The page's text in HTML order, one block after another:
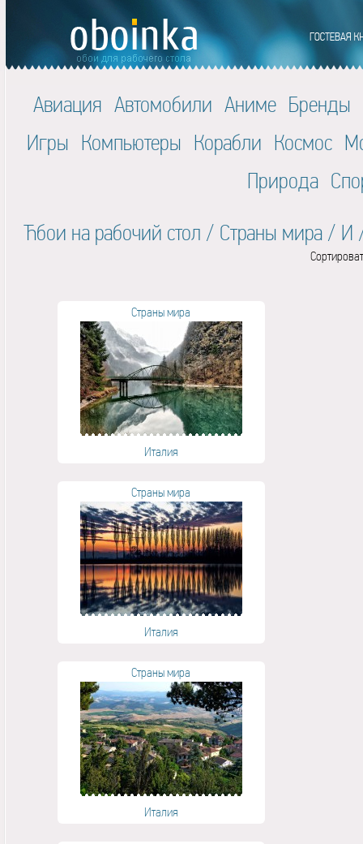
Авиация Автомобили Аниме Бренды
Игры Компьютеры Корабли Космос
Природа
Ћбои на рабочий стол / Страны мира / И
Страны мира
Италия
Страны мира
Италия
Страны мира
Италия